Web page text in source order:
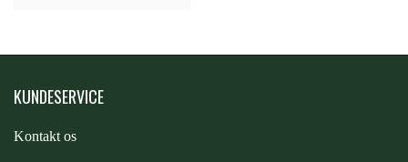
KUNDESERVICE
Kontakt os